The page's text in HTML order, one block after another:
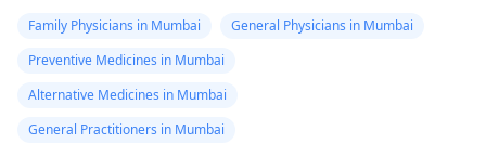
Family Physicians in Mumbai
General Physicians in Mumbai
Preventive Medicines in Mumbai
Alternative Medicines in Mumbai
General Practitioners in Mumbai